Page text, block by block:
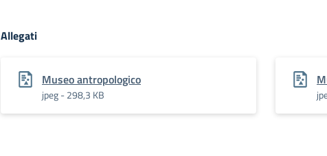
Allegati
Museo antropologico
jpeg - 298,3 KB